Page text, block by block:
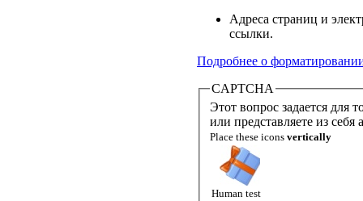
Адреса страниц и
ссылки.
Подробнее о
CAPTCHA
Этот вопрос задается для
или представляете из
Place these icons vertically
Human test